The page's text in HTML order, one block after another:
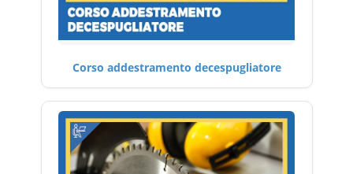
Corso addestramento decespugliatore